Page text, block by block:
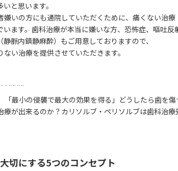
と思います。
いの方にも通院していただくために、痛くない治療
ます。歯科治療が本当に嫌いな方、恐怖症、嘔吐反
脈内鎮静麻酔）もご用意しておりますので、
い治療を提供させていただきます。
「最小の侵襲で最大の効果を得る」どうしたら歯を
療が出来るのか？カリソルブ・ペリソルブは歯科治
切にする5つのコンセプト